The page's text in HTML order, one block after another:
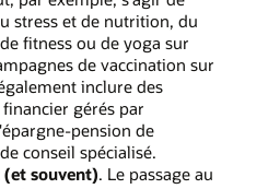
stress et de nutrition, du
fitness ou de yoga sur
de vaccination sur
inclure des
gérés par
pension de
conseil spécialisé.
souvent). Le passage au